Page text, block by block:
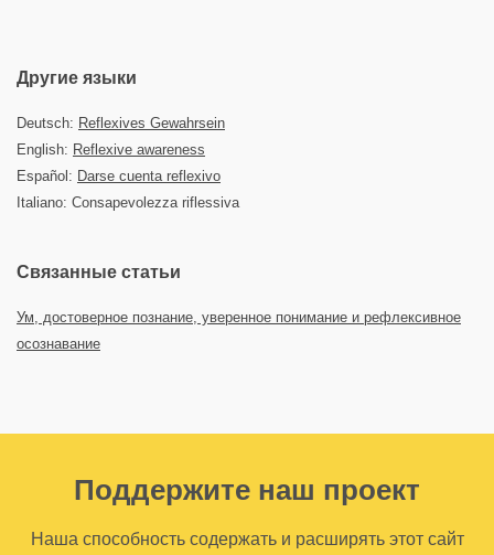
Другие языки
Deutsch: Reflexives Gewahrsein
English: Reflexive awareness
Español: Darse cuenta reflexivo
Italiano: Consapevolezza riflessiva
Связанные статьи
Ум, достоверное познание, уверенное понимание и рефлексивное
осознавание
Поддержите наш проект
Наша способность содержать и расширять этот сайт